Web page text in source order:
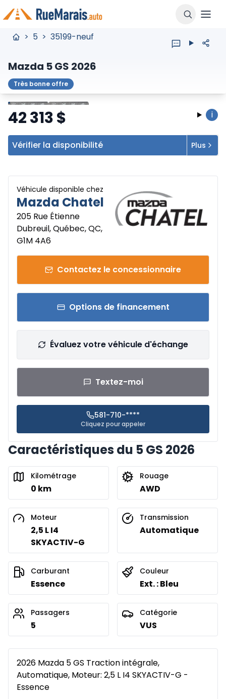
> 5 > 35199-neuf
Mazda 5 GS 2026
Très bonne offre
ArrêterPrécédent
Suivant
42 313$ i
Vérifier la disponibilité Plus
Véhicule disponible chez
Mazda Chatel
205 Rue Étienne
Dubreuil, Québec, QC,
G1M 4A6
Contactez le concessionnaire
Options de financement
Évaluez votre véhicule d'échange
Textez-moi
581-710-****
Cliquez pour appeler
Caractéristiques du 5 GS 2026
Kilométrage
0 km
Rouage
AWD
Moteur
2,5 L I4
SKYACTIV-G
Transmission
Automatique
Carburant
Essence
Couleur
Ext. : Bleu
Passagers
5
Catégorie
VUS
2026 Mazda 5 GS Traction intégrale,
Automatique, Moteur: 2,5 L I4 SKYACTIV-G -
Essence